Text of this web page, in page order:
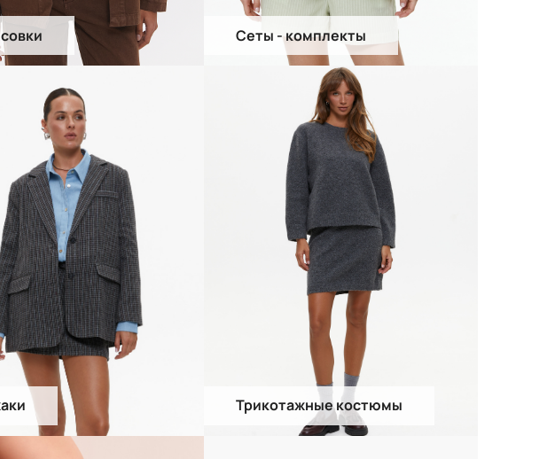
Сеты - комплекты
Трикотажные костюмы